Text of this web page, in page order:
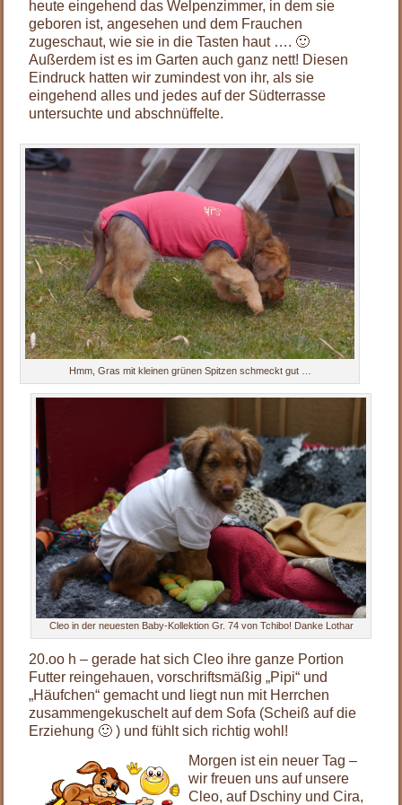
heute eingehend das Welpenzimmer, in dem sie
geboren ist, angesehen und dem Frauchen
zugeschaut, wie sie in die Tasten haut …. 🙂
Außerdem ist es im Garten auch ganz nett! Diesen
Eindruck hatten wir zumindest von ihr, als sie
eingehend alles und jedes auf der Südterrasse
untersuchte und abschnüffelte.
Hmm, Gras mit kleinen grünen Spitzen schmeckt gut …
Cleo in der neuesten Baby-Kollektion Gr. 74 von Tchibo! Danke Lothar
20.oo h – gerade hat sich Cleo ihre ganze Portion
Futter reingehauen, vorschriftsmäßig „Pipi“ und
„Häufchen“ gemacht und liegt nun mit Herrchen
zusammengekuschelt auf dem Sofa (Scheiß auf die
Erziehung 🙂 ) und fühlt sich richtig wohl!
Morgen ist ein neuer Tag –
wir freuen uns auf unsere
Cleo, auf Dschiny und Cira,